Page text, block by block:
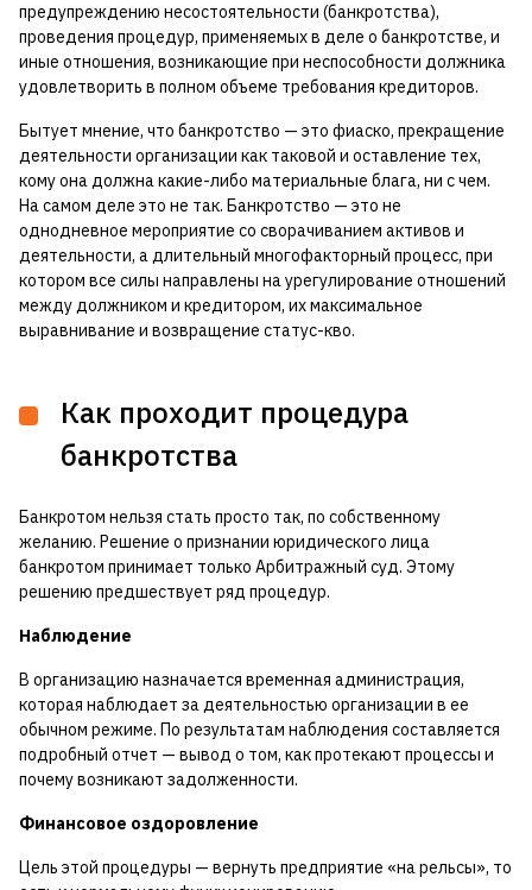
предупреждению несостоятельности (банкротства),
проведения процедур, применяемых в деле о банкротстве, и
иные отношения, возникающие при неспособности должника
удовлетворить в полном объеме требования кредиторов.
Бытует мнение, что банкротство — это фиаско, прекращение
деятельности организации как таковой и оставление тех,
кому она должна какие-либо материальные блага, ни с чем.
На самом деле это не так. Банкротство — это не
однодневное мероприятие со сворачиванием активов и
деятельности, а длительный многофакторный процесс, при
котором все силы направлены на урегулирование отношений
между должником и кредитором, их максимальное
выравнивание и возвращение статус-кво.
Как проходит процедура
банкротства
Банкротом нельзя стать просто так, по собственному
желанию. Решение о признании юридического лица
банкротом принимает только Арбитражный суд. Этому
решению предшествует ряд процедур.
Наблюдение
В организацию назначается временная администрация,
которая наблюдает за деятельностью организации в ее
обычном режиме. По результатам наблюдения составляется
подробный отчет — вывод о том, как протекают процессы и
почему возникают задолженности.
Финансовое оздоровление
Цель этой процедуры — вернуть предприятие «на рельсы», то